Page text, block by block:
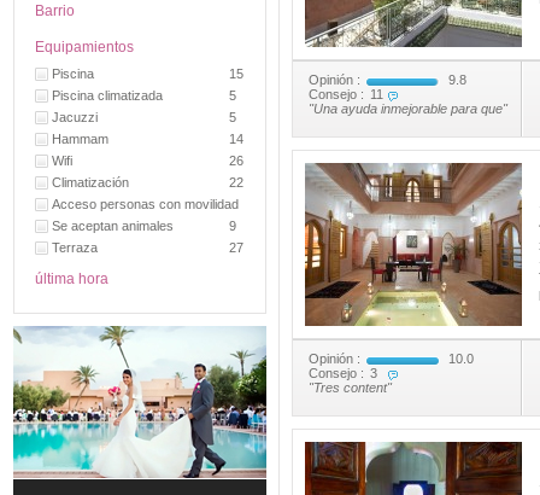
Opinión :
9.8
Consejo : 11
"Una ayuda inmejorable para que"
Opinión :
10.0
Consejo : 3
"Tres content"
Barrio
Equipamientos
Piscina
15
Piscina climatizada
5
Jacuzzi
5
Hammam
14
Wifi
26
Climatización
22
Acceso personas con movilidad
reducida
3
Se aceptan animales
9
Terraza
27
última hora